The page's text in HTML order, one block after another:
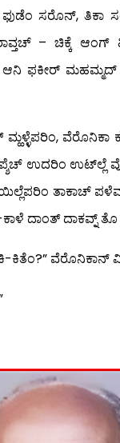
ಫುಡೆಂ ಸರೊನ್,
– ಚಿಕ್ಕೆ ಆಂಗ್
ಆನಿ ಫಕೀರ್
ವೆರೊನಿಕಾ
ಉದರಿಂ ಉಟ್‍ಲ್ಲೆ
ತಾಕಾಚ್
ದಾಂತ್ ದಾಕವ್ನ್ ತೊ
ಕಿತೆಂ?” ವೆರೊನಿಕಾನ್